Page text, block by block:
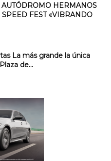
AUTÓDROMO HERMANOS
FEST «VIBRANDO
La más grande la única
de...